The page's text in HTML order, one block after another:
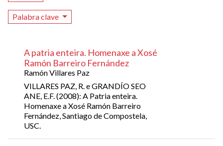
Palabra clave
A patria enteira. Homenaxe a Xosé
Ramón Barreiro Fernández
Ramón Villares Paz
VILLARES PAZ, R. e GRANDÍO SEO
ANE, E.F. (2008): A Patria enteira.
Homenaxe a Xosé Ramón Barreiro
Fernández, Santiago de Compostela,
USC.